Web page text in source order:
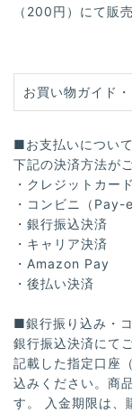
（200円）にて販
お買い物ガイド
■お支払いについて
下記の決済方法が
・クレジットカー
・コンビニ（Pay-
・銀行振込決済
・キャリア決済
・Amazon Pay
・後払い決済
■銀行振り込み・
銀行振込決済にて
記載した指定口座
込みください。商
す。 入金期限は、